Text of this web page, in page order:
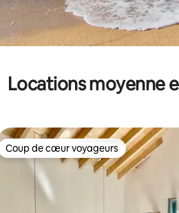
Locations moyenne
Coup de cœur voyageurs
Coup de cœur voyageurs